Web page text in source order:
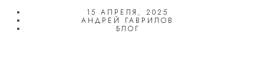
15 АПРЕЛЯ, 2025
АНДРЕЙ ГАВРИЛОВ
БЛОГ